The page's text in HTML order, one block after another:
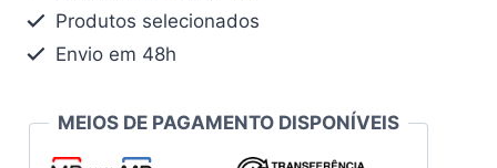
Produtos selecionados
Envio em 48h
MEIOS DE PAGAMENTO DISPONÍVEIS